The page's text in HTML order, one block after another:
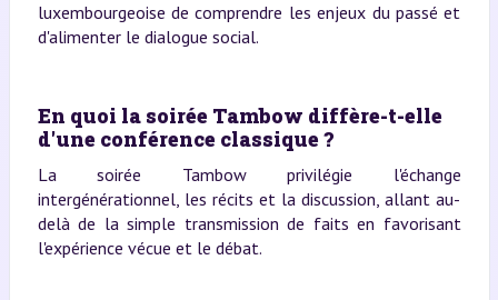
luxembourgeoise de comprendre les enjeux du passé et
d'alimenter le dialogue social.
En quoi la soirée Tambow diffère-t-elle
d'une conférence classique ?
La soirée Tambow privilégie l'échange
intergénérationnel, les récits et la discussion, allant au-
delà de la simple transmission de faits en favorisant
l'expérience vécue et le débat.